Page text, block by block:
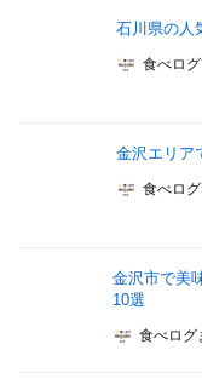
石川県の人
食べロ
金沢エリア
食べロ
金沢市で美
10選
食べログ